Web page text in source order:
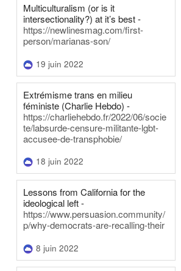
Multiculturalism (or is it
intersectionality?) at it’s best -
https://newlinesmag.com/first-
person/marianas-son/
19 juin 2022
Extrémisme trans en milieu
féministe (Charlie Hebdo) -
https://charliehebdo.fr/2022/06/socie
te/labsurde-censure-militante-lgbt-
accusee-de-transphobie/
18 juin 2022
Lessons from California for the
ideological left -
https://www.persuasion.community/
p/why-democrats-are-recalling-their
8 juin 2022